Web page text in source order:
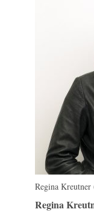
Regina
Regina